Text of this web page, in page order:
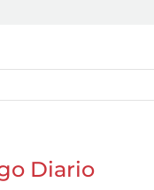
Diario